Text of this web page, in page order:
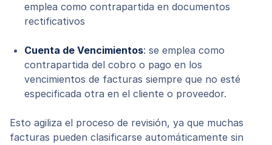
emplea como contrapartida en documentos
rectificativos
Cuenta de Vencimientos: se emplea como
contrapartida del cobro o pago en los
vencimientos de facturas siempre que no esté
especificada otra en el cliente o proveedor.
Esto agiliza el proceso de revisión, ya que muchas
facturas pueden clasificarse automáticamente sin